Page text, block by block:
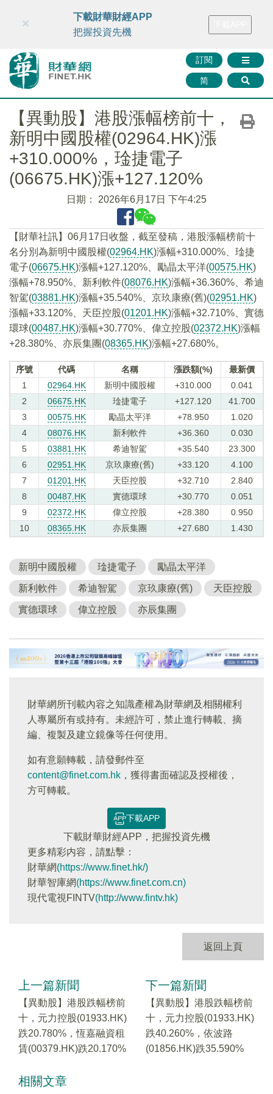
財華智庫網 FINTV FINMETA 財華證券 媒體矩陣
訂閱
简
×
下載財華財經APP
把握投資先機
【異動股】港股漲幅榜前十，
新明中國股權(02964.HK)漲
+310.000%，琻捷電子
(06675.HK)漲+127.120%
日期： 2026年6月17日 下午4:25
【財華社訊】06月17日收盤，截至發稿，港股漲幅榜前十
名分別為新明中國股權(02964.HK)漲幅+310.000%、琻捷
電子(06675.HK)漲幅+127.120%、勵晶太平洋(00575.HK)
漲幅+78.950%、新利軟件(08076.HK)漲幅+36.360%、希迪
智駕(03881.HK)漲幅+35.540%、京玖康療(舊)(02951.HK)
漲幅+33.120%、天臣控股(01201.HK)漲幅+32.710%、實德
環球(00487.HK)漲幅+30.770%、偉立控股(02372.HK)漲幅
+28.380%、亦辰集團(08365.HK)漲幅+27.680%。
序號 代碼 名稱 漲跌額(%)
最新價
1
02964.HK 新明中國股權 +310.000
0.041
2
06675.HK 琻捷電子 +127.120
41.700
3
00575.HK 勵晶太平洋 +78.950
1.020
4
08076.HK 新利軟件 +36.360
0.030
5
03881.HK 希迪智駕 +35.540
23.300
6
02951.HK 京玖康療(舊) +33.120
4.100
7
01201.HK 天臣控股 +32.710
2.840
8
00487.HK 實德環球 +30.770
0.051
9
02372.HK 偉立控股 +28.380
0.950
10
08365.HK 亦辰集團 +27.680 1.430
新明中國股權 琻捷電子 勵晶太平洋
新利軟件 希迪智駕 京玖康療(舊) 天臣控股
實德環球 偉立控股 亦辰集團
財華網所刊載內容之知識產權為財華網及相關權利
人專屬所有或持有。未經許可，禁止進行轉載、摘
編、複製及建立鏡像等任何使用。
如有意願轉載，請發郵件至
content@finet.com.hk ，獲得書面確認及授權後，
方可轉載。
下載APP
下載財華財經APP，把握投資先機
更多精彩内容，請點擊：
財華網(https://www.finet.hk/)
財華智庫網(https://www.finet.com.cn)
現代電視FINTV(http://www.fintv.hk)
返回上頁
上一篇新聞
【異動股】港股跌幅榜前
十，元力控股(01933.HK)
跌20.780%，恆嘉融資租
賃(00379.HK)跌20.170%
下一篇新聞
【異動股】港股跌幅榜前
十，元力控股(01933.HK)
跌40.260%，依波路
(01856.HK)跌35.590%
相關文章